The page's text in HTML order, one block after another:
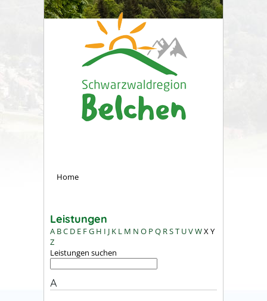
Home
Leistungen
A BC D E FG H I J K L M N O P Q RST UVWXY
Z
Leistungen suchen
A